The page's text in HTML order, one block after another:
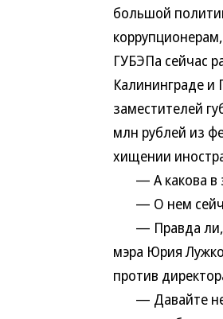
большой
ГУБЭПа сейчас
Калининграде и
заместителей
млн рублей из
хищении
— А какова в
— О нем
— Правда ли,
мэра Юрия
против
— Давайте не